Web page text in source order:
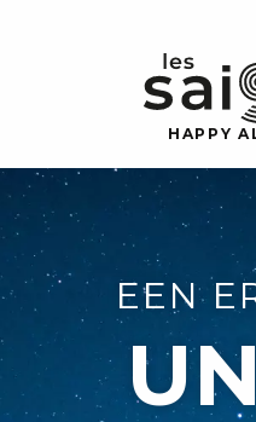
HAP PY A
EEN